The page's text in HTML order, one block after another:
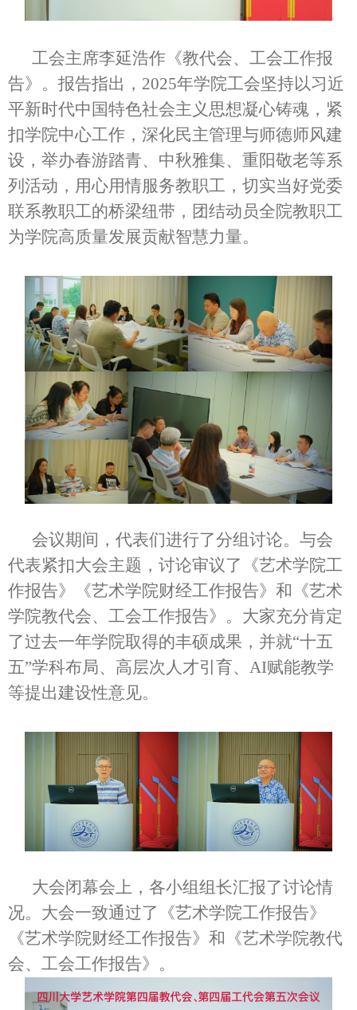
工会主席李延浩作《教代会、工会工作报
告》。报告指出，2025年学院工会坚持以习近
平新时代中国特色社会主义思想凝心铸魂，紧
扣学院中心工作，深化民主管理与师德师风建
设，举办春游踏青、中秋雅集、重阳敬老等系
列活动，用心用情服务教职工，切实当好党委
联系教职工的桥梁纽带，团结动员全院教职工
为学院高质量发展贡献智慧力量。
会议期间，代表们进行了分组讨论。与会
代表紧扣大会主题，讨论审议了《艺术学院工
作报告》《艺术学院财经工作报告》和《艺术
学院教代会、工会工作报告》。大家充分肯定
了过去一年学院取得的丰硕成果，并就“十五
五”学科布局、高层次人才引育、AI赋能教学
等提出建设性意见。
大会闭幕会上，各小组组长汇报了讨论情
况。大会一致通过了《艺术学院工作报告》
《艺术学院财经工作报告》和《艺术学院教代
会、工会工作报告》。